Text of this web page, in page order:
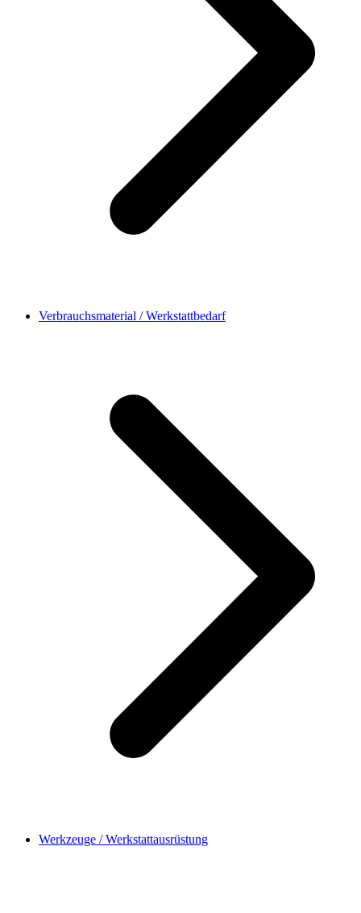
Verbrauchsmaterial / Werkstattbedarf
Werkzeuge / Werkstattausrüstung